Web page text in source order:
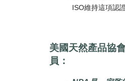
ISO維持這項認證
美國天然產品協
員：